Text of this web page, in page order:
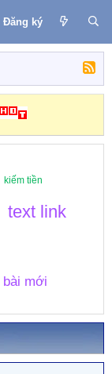
Đăng ký
kiếm tiền
text link
bài mới